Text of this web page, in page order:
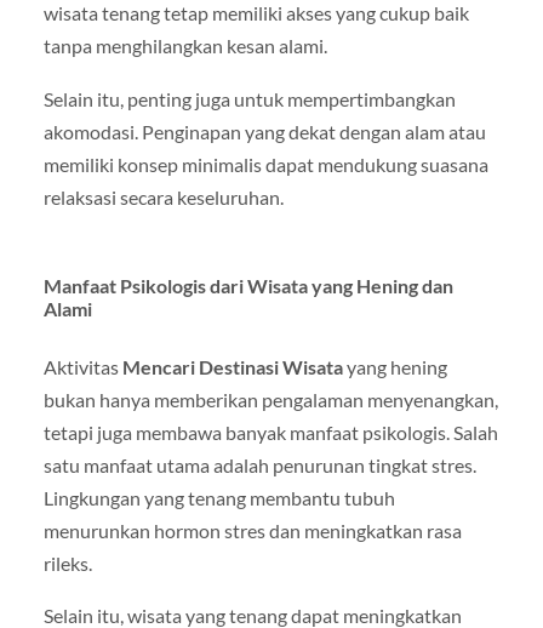
wisata tenang tetap memiliki akses yang cukup baik
tanpa menghilangkan kesan alami.
Selain itu, penting juga untuk mempertimbangkan
akomodasi. Penginapan yang dekat dengan alam atau
memiliki konsep minimalis dapat mendukung suasana
relaksasi secara keseluruhan.
Manfaat Psikologis dari Wisata yang Hening dan
Alami
Aktivitas Mencari Destinasi Wisatayang hening
bukan hanya memberikan pengalaman menyenangkan,
tetapi juga membawa banyak manfaat psikologis. Salah
satu manfaat utama adalah penurunan tingkat stres.
Lingkungan yang tenang membantu tubuh
menurunkan hormon stres dan meningkatkan rasa
rileks.
Selain itu, wisata yang tenang dapat meningkatkan